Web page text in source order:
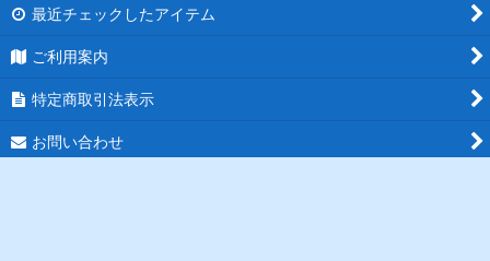
最近チェックしたアイテム
ご利用案内
特定商取引法表示
お問い合わせ